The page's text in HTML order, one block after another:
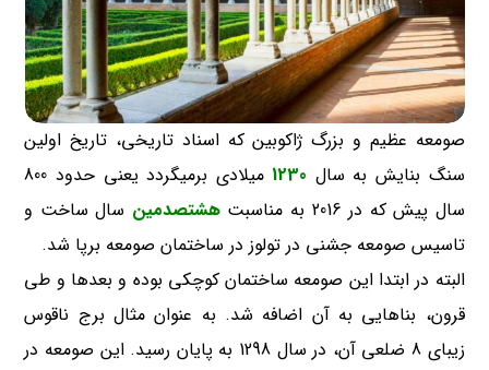
صومعه عظیم و بزرگ ژاکوبین که اسناد تاریخی، تاریخ اولین
سنگ بنایش به سال 1230
میلادی برمیگردد یعنی حدود 800
سال پیش که در 2016 به مناسبت
هشتصدمین سال ساخت و
تاسیس صومعه جشنی در تولوز در ساختمان صومعه برپا شد.
البته در ابتدا این صومعه ساختمان کوچکی بوده و بعدها و طی
قرون، بناهایی به آن اضافه شد. به عنوان مثال برج ناقوس
زیبای 8 ضلعی آن، در سال 1298 به پایان رسید. این صومعه در